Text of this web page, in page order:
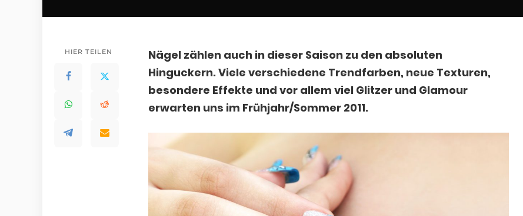
HIER TEILEN
Nägel zählen auch in dieser Saison zu den absoluten
Hinguckern. Viele verschiedene Trendfarben, neue Texturen,
besondere Effekte und vor allem viel Glitzer und Glamour
erwarten uns im Frühjahr/Sommer 2011.